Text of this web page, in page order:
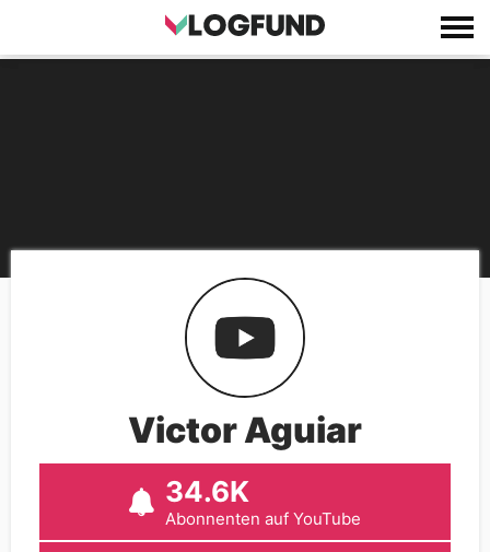
Victor Aguiar
34.6K
Abonnenten auf YouTube